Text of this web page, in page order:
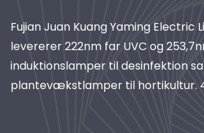
Fujian Juan Kuang Yaming Electric
levererer 222nm far UVC og
induktionslamper til desinfektion
plantevækstlamper til hortikultur.